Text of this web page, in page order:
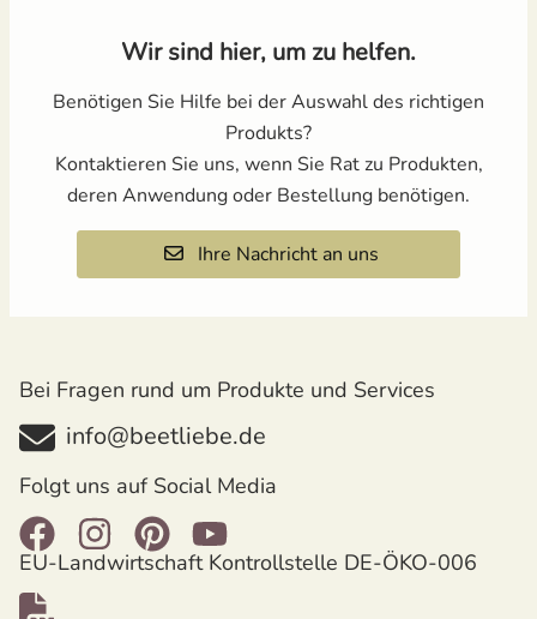
Wir sind hier, um zu helfen.
Benötigen Sie Hilfe bei der Auswahl des richtigen
Produkts?
Kontaktieren Sie uns, wenn Sie Rat zu Produkten,
deren Anwendung oder Bestellung benötigen.
Ihre Nachricht an uns
Bei Fragen rund um Produkte und Services
info@beetliebe.de
Folgt uns auf Social Media
EU-Landwirtschaft Kontrollstelle DE-ÖKO-006